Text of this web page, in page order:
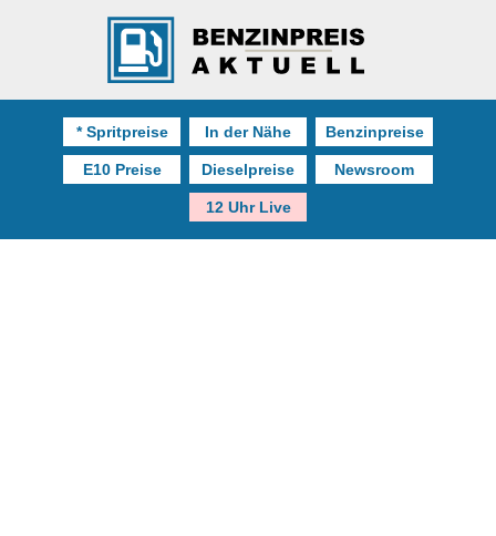
* Spritpreise In der Nähe Benzinpreise
E10 Preise Dieselpreise Newsroom
12 Uhr Live